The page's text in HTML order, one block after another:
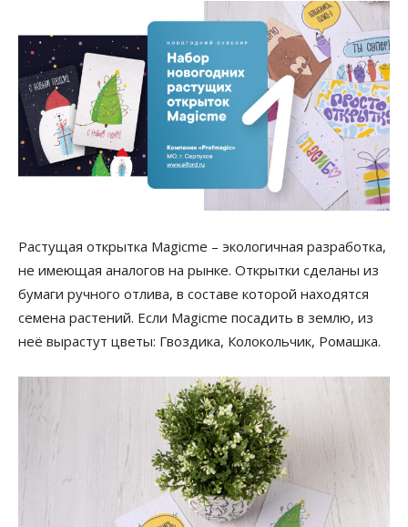
Растущая открытка Magicme – экологичная разработка,
не имеющая аналогов на рынке. Открытки сделаны из
бумаги ручного отлива, в составе которой находятся
семена растений. Если Magicme посадить в землю, из
неё вырастут цветы: Гвоздика, Колокольчик, Ромашка.